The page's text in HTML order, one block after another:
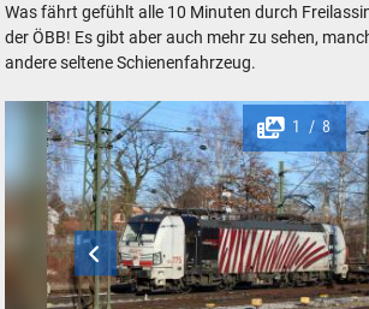
Was fährt gefühlt alle 10 Minuten durch
der ÖBB! Es gibt aber auch mehr zu sehen,
andere seltene Schienenfahrzeug.
1 / 8